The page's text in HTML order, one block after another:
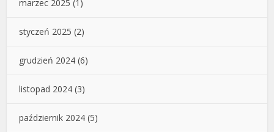
marzec 2025 (1)
styczeń 2025 (2)
grudzień 2024 (6)
listopad 2024 (3)
październik 2024 (5)